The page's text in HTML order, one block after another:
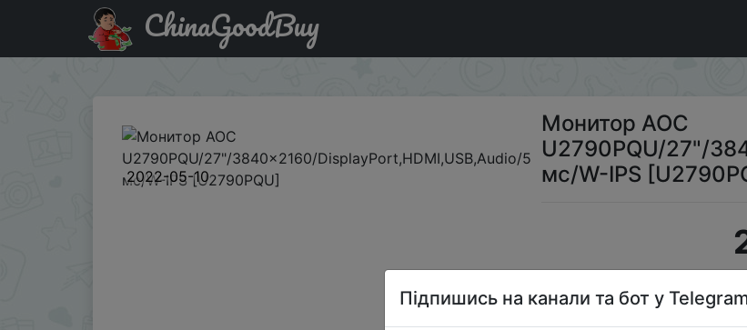
Придбати по акціи Монитор AOC U2790PQU/27"/3840x2160/DisplayPort,HDMI,USB,Audio/5 мс/W-IPS
ChinaGoodBuy
2022-05-10
Монитор AOC
U2790PQU/27"/
мс/W-IPS
Підпишись на канали та бот у